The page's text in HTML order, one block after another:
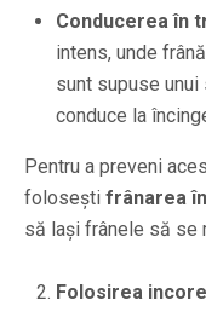
Conducerea în
intens, unde
sunt supuse
conduce la
Pentru a preveni
folosești frânarea
să lași frânele să se
Folosirea